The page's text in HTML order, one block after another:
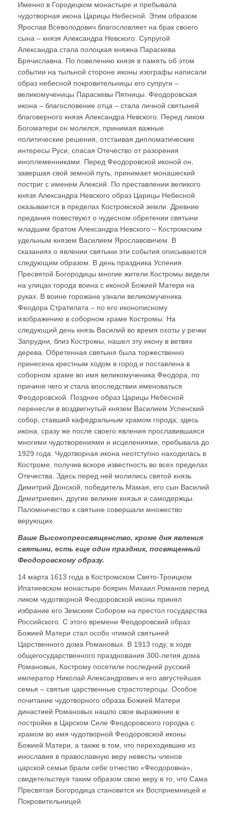
Именно в Городецком монастыре и пребывала
чудотворная икона Царицы Небесной. Этим образом
Ярослав Всеволодович благословляет на брак своего
сына – князя Александра Невского. Супругой
Александра стала полоцкая княжна Параскева
Брячиславна. По повелению князя в память об этом
событии на тыльной стороне иконы изографы написали
образ небесной покровительницы его супруги –
великомученицы Параскевы Пятницы. Феодоровская
икона – благословение отца – стала личной святыней
благоверного князя Александра Невского. Перед ликом
Богоматери он молился, принимая важные
политические решения, отстаивая дипломатические
интересы Руси, спасая Отечество от разорения
иноплеменниками. Перед Феодоровской иконой он,
завершая свой земной путь, принимает монашеский
постриг с именем Алексий. По преставлении великого
князя Александра Невского образ Царицы Небесной
оказывается в пределах Костромской земли. Древние
предания повествуют о чудесном обретении святыни
младшим братом Александра Невского – Костромским
удельным князем Василием Ярославовичем. В
сказаниях о явлении святыни эти события описываются
следующим образом. В день праздника Успения
Пресвятой Богородицы многие жители Костромы видели
на улицах города воина с иконой Божией Матери на
руках. В воине горожане узнали великомученика
Феодора Стратилата – по его иконописному
изображению в соборном храме Костромы. На
следующий день князь Василий во время охоты у речки
Запрудни, близ Костромы, нашел эту икону в ветвях
дерева. Обретенная святыня была торжественно
принесена крестным ходом в город и поставлена в
соборном храме во имя великомученика Феодора, по
причине чего и стала впоследствии именоваться
Феодоровской. Позднее образ Царицы Небесной
перенесли в воздвигнутый князем Василием Успенский
собор, ставший кафедральным храмом города; здесь
икона, сразу же после своего явления прославившаяся
многими чудотворениями и исцелениями, пребывала до
1929 года. Чудотворная икона неотступно находилась в
Костроме, получив вскоре известность во всех пределах
Отечества. Здесь перед ней молились святой князь
Димитрий Донской, победитель Мамая, его сын Василий
Димитриевич, другие великие князья и самодержцы.
Паломничество к святыне совершали множество
верующих.
Ваше Высокопреосвященство, кроме дня явления
святыни, есть еще один праздник, посвященный
Феодоровскому образу.
14 марта 1613 года в Костромском Свято-Троицком
Ипатиевском монастыре боярин Михаил Романов перед
ликом чудотворной Феодоровской иконы принял
избрание его Земским Собором на престол государства
Российского. С этого времени Феодоровский образ
Божией Матери стал особо чтимой святыней
Царственного дома Романовых. В 1913 году, в ходе
общегосударственного празднования 300-летия дома
Романовых, Кострому посетили последний русский
император Николай Александрович и его августейшая
семья – святые царственные страстотерпцы. Особое
почитание чудотворного образа Божией Матери
династией Романовых нашло свое выражение в
постройке в Царском Селе Феодоровского городка с
храмом во имя чудотворной Феодоровской иконы
Божией Матери, а также в том, что переходившие из
инославия в православную веру невесты членов
царской семьи брали себе отчество «Феодоровна»,
свидетельствуя таким образом свою веру в то, что Сама
Пресвятая Богородица становится их Восприемницей и
Покровительницей.